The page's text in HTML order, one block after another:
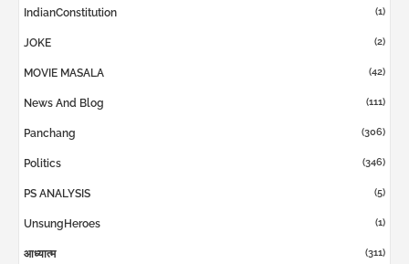
IndianConstitution (1)
JOKE (2)
MOVIE MASALA (42)
News And Blog (111)
Panchang (306)
Politics (346)
PS ANALYSIS (5)
UnsungHeroes (1)
आध्यात्म (311)